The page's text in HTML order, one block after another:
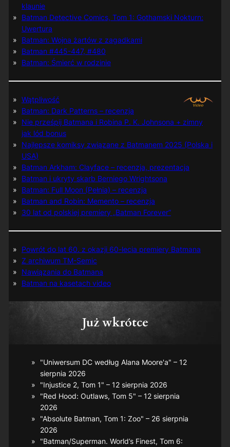
klaunie
Batman Detective Comics, Tom 1: Gothamski Nokturn:
Uwertura
Batman: Wojna żartów z zagadkami
Batman #445-447, #480
Batman: Śmierć w rodzinie
Wątpliwość
Batman: Dark Patterns – recenzja
Nie prześpij Batmana i Robina P. K. Johnsona + zimny
jak lód bonus
Najlepsze komiksy związane z Batmanem 2025 (Polska i
USA)
Batman Arkham: Clayface – recenzja, prezentacja
Batman i ukryty skarb Berniego Wrightsona
Batman: Full Moon (Pełnia) – recenzja
Batman and Robin: Memento – recenzja
30 lat od polskiej premiery „Batman Forever”
Powrót do lat 60. z okazji 60-lecia premiery Batmana
Z archiwum TM-Semic
Nawiązania do Batmana
Batman na kasetach video
Już wkrótce
"Uniwersum DC według Alana Moore'a" – 12
sierpnia 2026
"Injustice 2, Tom 1" – 12 sierpnia 2026
"Red Hood: Outlaws, Tom 5" – 12 sierpnia
2026
"Absolute Batman, Tom 1: Zoo" – 26 sierpnia
2026
"Batman/Superman. World’s Finest, Tom 6: